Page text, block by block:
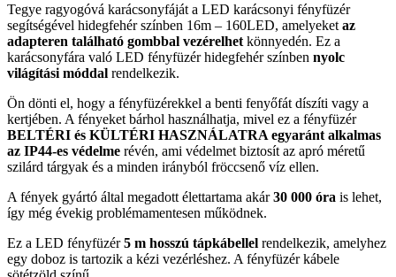
Tegye ragyogóvá karácsonyfáját a LED karácsonyi fényfüzér
segítségével hidegfehér színben 16m – 160LED, amelyeket az
adapteren található gombbal vezérelhet könnyedén. Ez a
karácsonyfára való LED fényfüzér hidegfehér színben nyolc
világítási móddal rendelkezik.
Ön dönti el, hogy a fényfüzérekkel a benti fenyőfát díszíti vagy a
kertjében. A fényeket bárhol használhatja, mivel ez a fényfüzér
BELTÉRI és KÜLTÉRI HASZNÁLATRA egyaránt alkalmas
az IP44-es védelme révén, ami védelmet biztosít az apró méretű
szilárd tárgyak és a minden irányból fröccsenő víz ellen.
A fények gyártó által megadott élettartama akár30 000 óra is lehet,
így még évekig problémamentesen működnek.
Ez a LED fényfüzér5 m hosszú tápkábellel rendelkezik, amelyhez
egy doboz is tartozik a kézi vezérléshez. A fényfüzér kábele